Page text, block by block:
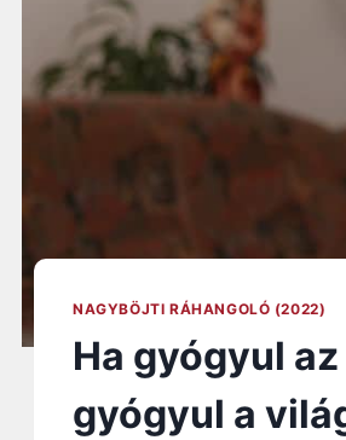
NAGYBÖJTI RÁHANGOLÓ (2022)
Ha gyógyul
gyógyul a